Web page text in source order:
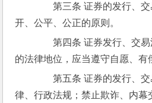
第三条 证券的发行、交
开、公平、公正的原则。
第四条 证券发行、交易
的法律地位，应当遵守自愿、有
第五条 证券的发行、交
律、行政法规；禁止欺诈、内幕